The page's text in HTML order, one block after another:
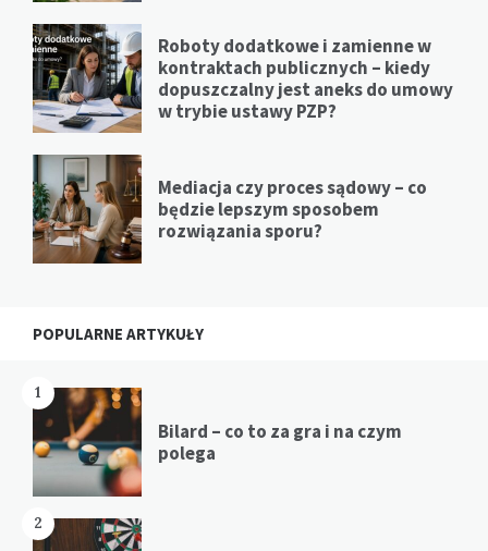
Roboty dodatkowe i zamienne w
kontraktach publicznych – kiedy
dopuszczalny jest aneks do umowy
w trybie ustawy PZP?
Mediacja czy proces sądowy – co
będzie lepszym sposobem
rozwiązania sporu?
POPULARNE ARTYKUŁY
1
Bilard – co to za gra i na czym
polega
2